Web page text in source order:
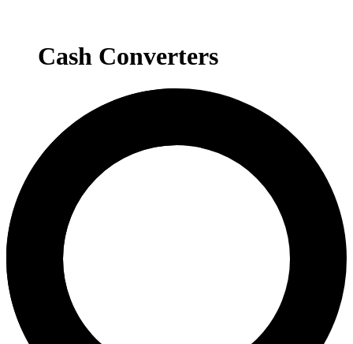
Cash Converters